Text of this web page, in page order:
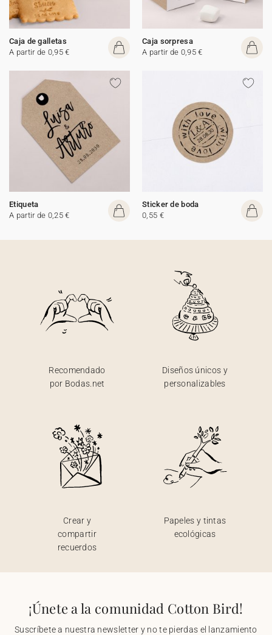
Caja de galletas
A partir de 0,95 €
Caja sorpresa
A partir de 0,95 €
Etiqueta
A partir de 0,25 €
Sticker de boda
0,55 €
Recomendado
por Bodas.net
Diseños únicos y
personalizables
Crear y
compartir
recuerdos
Papeles y tintas
ecológicas
¡Únete a la comunidad Cotton Bird!
Suscríbete a nuestra newsletter y no te pierdas el lanzamiento